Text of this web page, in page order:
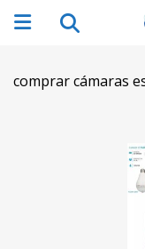
comprar cámaras